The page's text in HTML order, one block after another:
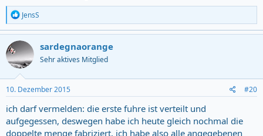
R
e
a
c
t
i
o
n
s
:
JensS
sardegnaorange
Sehr aktives Mitglied
10. Dezember 2015 #20
ich darf vermelden: die erste fuhre ist verteilt und
aufgegessen, deswegen habe ich heute gleich nochmal die
doppelte menge fabriziert. ich habe also alle angegebenen